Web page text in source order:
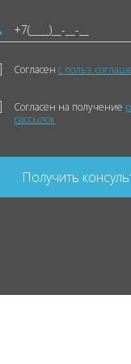
Согласенс польз.
Согласен на получение
рассылок
Получить